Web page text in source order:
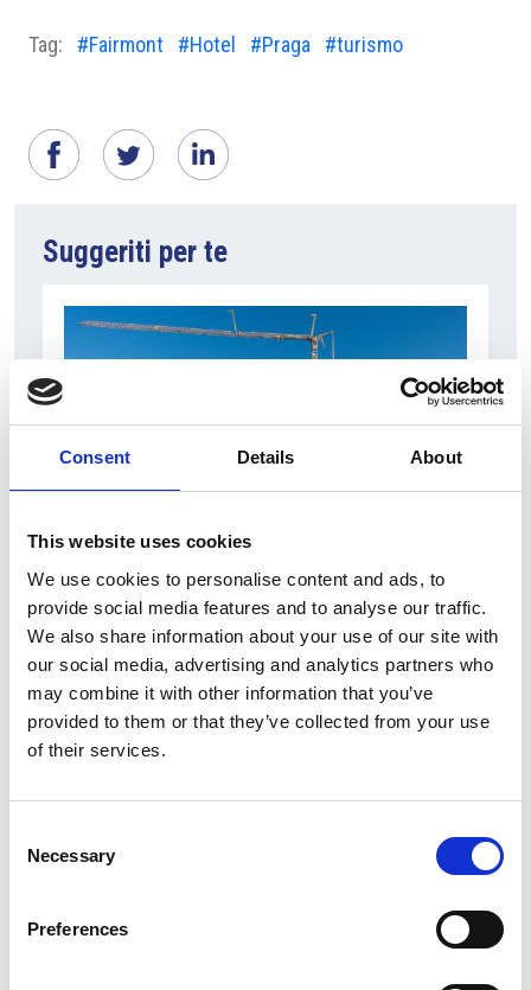
Consent Details About
This website uses cookies
We use cookies to personalise content and ads, to
provide social media features and to analyse our traffic.
We also share information about your use of our site with
our social media, advertising and analytics partners who
may combine it with other information that you’ve
provided to them or that they’ve collected from your use
of their services.
Selection
Necessary
Preferences
Tag: #Fairmont #Hotel #Praga #turismo
Suggeriti per te
Nel primo semestre è aumentata fortemente la
costruzione di nuove abitazioni
Repubblica Ceca